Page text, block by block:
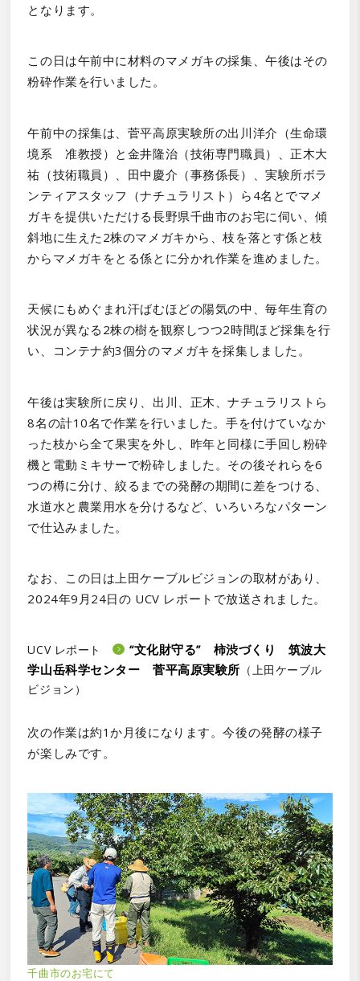
となります。
この日は午前中に材料のマメガキの採集、午後はその
粉砕作業を行いました。
午前中の採集は、菅平高原実験所の出川洋介（生命環
境系 准教授）と金井隆治（技術専門職員）、正木大
祐（技術職員）、田中慶介（事務係長）、実験所ボラ
ンティアスタッフ（ナチュラリスト）ら4名とでマメ
ガキを提供いただける長野県千曲市のお宅に伺い、傾
斜地に生えた2株のマメガキから、枝を落とす係と枝
からマメガキをとる係とに分かれ作業を進めました。
天候にもめぐまれ汗ばむほどの陽気の中、毎年生育の
状況が異なる2株の樹を観察しつつ2時間ほど採集を行
い、コンテナ約3個分のマメガキを採集しました。
午後は実験所に戻り、出川、正木、ナチュラリストら
8名の計10名で作業を行いました。手を付けていなか
った枝から全て果実を外し、昨年と同様に手回し粉砕
機と電動ミキサーで粉砕しました。その後それらを6
つの樽に分け、絞るまでの発酵の期間に差をつける、
水道水と農業用水を分けるなど、いろいろなパターン
で仕込みました。
なお、この日は上田ケーブルビジョンの取材があり、
2024年9月24日の UCV レポートで放送されました。
UCV レポート
“文化財守る” 柿渋づくり 筑波大
学山岳科学センター 菅平高原実験所 （上田ケーブル
ビジョン）
次の作業は約1か月後になります。今後の発酵の様子
が楽しみです。
千曲市のお宅にて